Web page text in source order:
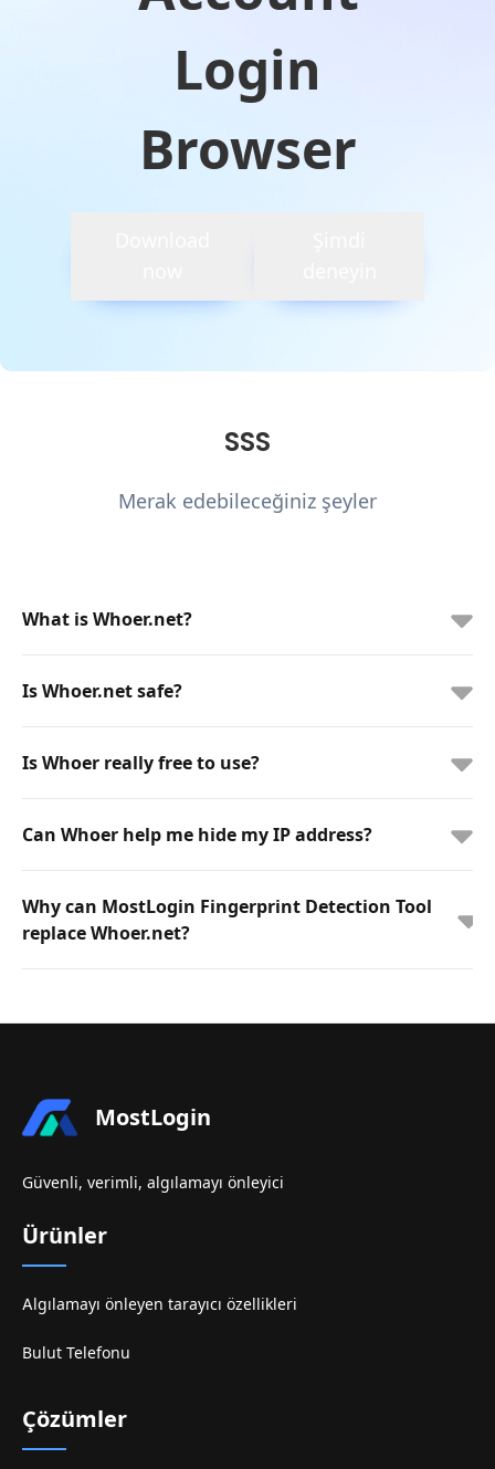
Login
Browser
SSS
Merak edebileceğiniz şeyler
What is Whoer.net?
Is Whoer.net safe?
Is Whoer really free to use?
Can Whoer help me hide my IP address?
Why can MostLogin Fingerprint Detection Tool
replace Whoer.net?
MostLogin
Güvenli, verimli, algılamayı önleyici
Ürünler
Algılamayı önleyen tarayıcı özellikleri
Bulut Telefonu
Çözümler